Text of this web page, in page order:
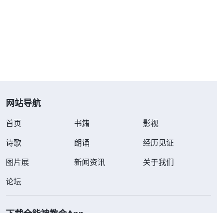
的货。你不维护神家利益，这还是人吗？这就是混进
教会的魔鬼。你假装信神，冒充神选民，想在神家混
饭吃，活得人不像人、鬼不像鬼，分明就是个不信
派。” 《话・卷三 末世基督座谈纪要・第三部分》
我发怒一样。我明明看见教会里有假带领搅扰工作，
网站导航
首页 书籍
影视
诗歌
朗诵
经历见证
图片展
新闻资讯
关于我们
论坛